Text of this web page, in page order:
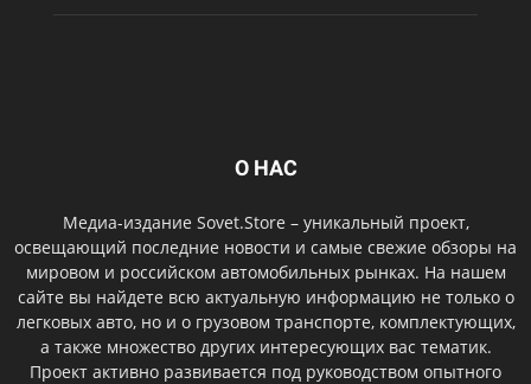
О НАС
Медиа-издание Sovet.Store – уникальный проект,
освещающий последние новости и самые свежие обзоры на
мировом и российском автомобильных рынках. На нашем
сайте вы найдете всю актуальную информацию не только о
легковых авто, но и о грузовом транспорте, комплектующих,
а также множество других интересующих вас тематик.
Проект активно развивается под руководством опытного